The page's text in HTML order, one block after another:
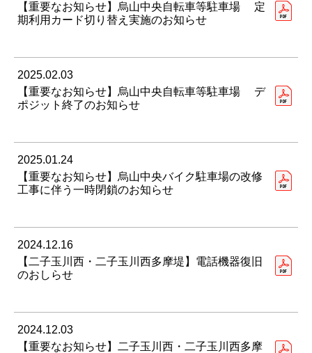
【重要なお知らせ】烏山中央自転車等駐車場 定
期利用カード切り替え実施のお知らせ
2025.02.03
【重要なお知らせ】烏山中央自転車等駐車場 デ
ポジット終了のお知らせ
2025.01.24
【重要なお知らせ】烏山中央バイク駐車場の改修
工事に伴う一時閉鎖のお知らせ
2024.12.16
【二子玉川西・二子玉川西多摩堤】電話機器復旧
のおしらせ
2024.12.03
【重要なお知らせ】二子玉川西・二子玉川西多摩